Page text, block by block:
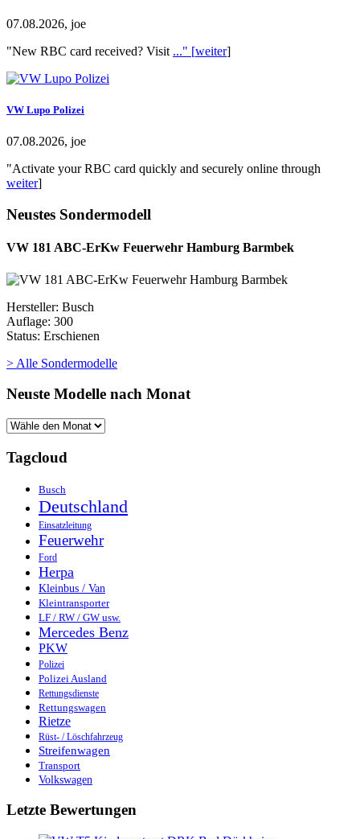
07.08.2026, joe
"New RBC card received? Visit ..." [weiter]
VW Lupo Polizei
07.08.2026, joe
"Activate your RBC card quickly and securely online through
weiter]
Neustes Sondermodell
VW 181 ABC-ErKw Feuerwehr Hamburg Barmbek
Hersteller: Busch
Auflage: 300
Status: Erschienen
> Alle Sondermodelle
Neuste Modelle nach Monat
Tagcloud
Busch
Deutschland
Einsatzleitung
Feuerwehr
Ford
Herpa
Kleinbus / Van
Kleintransporter
LF / RW / GW usw.
Mercedes Benz
PKW
Polizei
Polizei Ausland
Rettungsdienste
Rettungswagen
Rietze
Rüst- / Löschfahrzeug
Streifenwagen
Transport
Volkswagen
Letzte Bewertungen